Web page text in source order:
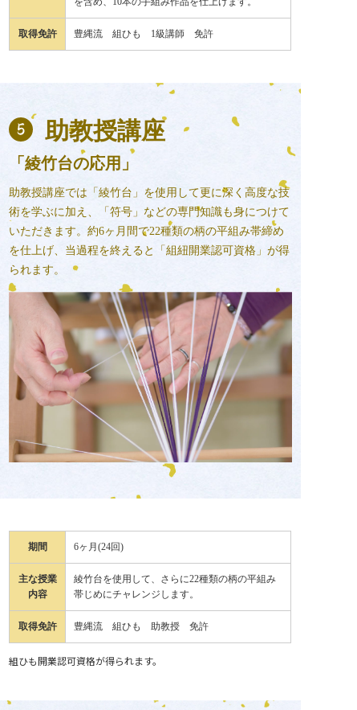
取得免許 豊縄流 組ひも 1級講師 免許
助教授講座
「綾竹台の応用」
助教授講座では「綾竹台」を使用して更に深く高度な技
術を学ぶに加え、「符号」などの専門知識も身につけて
いただきます。約6ヶ月間で22種類の柄の平組み帯締め
を仕上げ、当過程を終えると「組紐開業認可資格」が得
られます。
期間 6ヶ月(24回)
主な授業
内容
綾竹台を使用して、さらに22種類の柄の平組み
帯じめにチャレンジします。
取得免許 豊縄流 組ひも 助教授 免許
組ひも開業認可資格が得られます。